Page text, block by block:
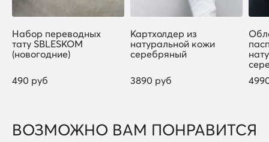
Набор переводных
тату SBLESKOM
(новогодние)
490 руб
Картхолдер из
натуральной кожи
серебряный
3890 руб
ВОЗМОЖНО ВАМ ПОНРАВИТСЯ